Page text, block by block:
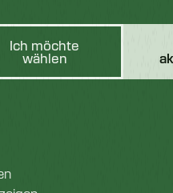
Ich möchte
wählen